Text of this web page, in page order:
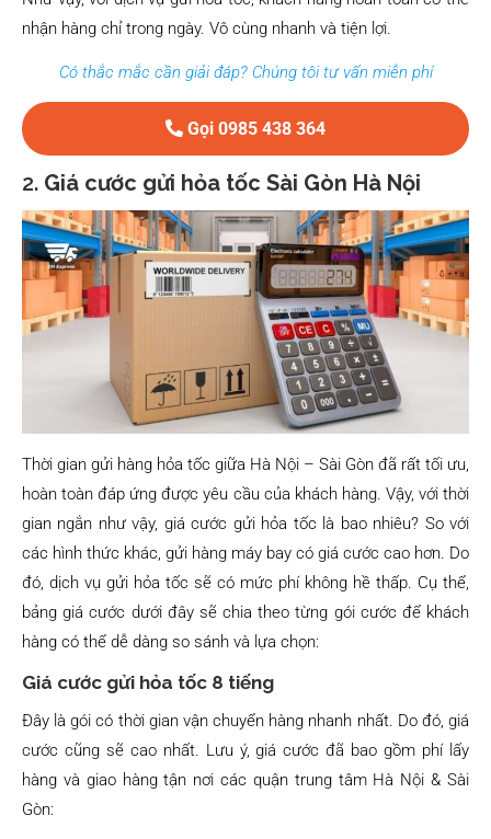
nhận hàng chỉ trong ngày. Vô cùng nhanh và tiện lợi.
Có thắc mắc cần giải đáp? Chúng tôi tư vấn miễn phí
Gọi 0985 438 364
2. Giá cước gửi hỏa tốc Sài Gòn Hà Nội
Thời gian gửi hàng hỏa tốc giữa Hà Nội – Sài Gòn đã rất tối ưu,
hoàn toàn đáp ứng được yêu cầu của khách hàng. Vậy, với thời
gian ngắn như vậy, giá cước gửi hỏa tốc là bao nhiêu? So với
các hình thức khác, gửi hàng máy bay có giá cước cao hơn. Do
đó, dịch vụ gửi hỏa tốc sẽ có mức phí không hề thấp. Cụ thể,
bảng giá cước dưới đây sẽ chia theo từng gói cước để khách
hàng có thể dễ dàng so sánh và lựa chọn:
Giá cước gửi hỏa tốc 8 tiếng
Đây là gói có thời gian vận chuyển hàng nhanh nhất. Do đó, giá
cước cũng sẽ cao nhất. Lưu ý, giá cước đã bao gồm phí lấy
hàng và giao hàng tận nơi các quận trung tâm Hà Nội & Sài
Gòn: